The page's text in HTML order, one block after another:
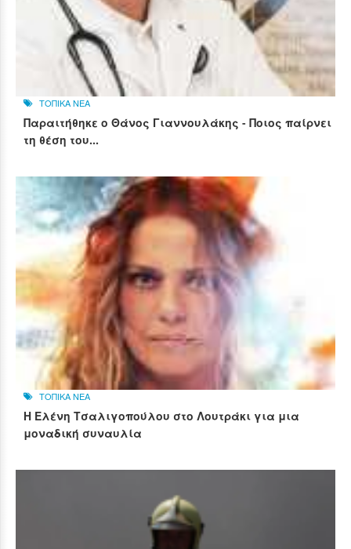
ΤΟΠΙΚΑ ΝΕΑ
Παραιτήθηκε ο Θάνος Γιαννουλάκης - Ποιος παίρνει
τη θέση του...
ΤΟΠΙΚΑ ΝΕΑ
Η Ελένη Τσαλιγοπούλου στο Λουτράκι για μια
μοναδική συναυλία